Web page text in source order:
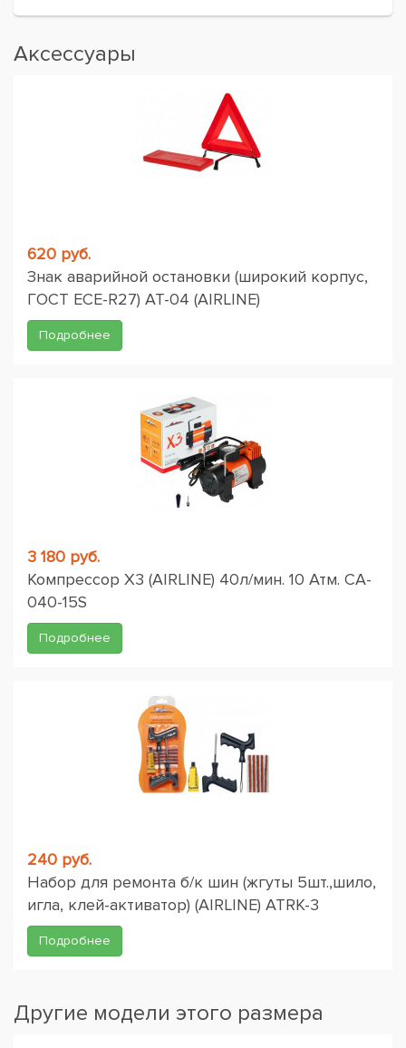
Аксессуары
620 руб.
Знак аварийной остановки (широкий корпус,
ГОСТ ЕСЕ-R27) AT-04 (AIRLINE)
Подробнее
3 180 руб.
Компрессор X3 (AIRLINE) 40л/мин. 10 Атм. CA-
040-15S
Подробнее
240 руб.
Набор для ремонта б/к шин (жгуты 5шт.,шило,
игла, клей-активатор) (AIRLINE) ATRK-3
Подробнее
Другие модели этого размера